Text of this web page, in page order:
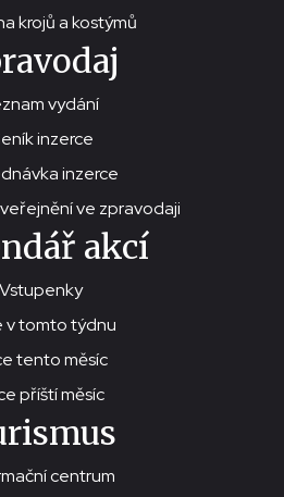
krojů a kostýmů
vydání
inzerce
inzerce
ve zpravodaji
akcí
Vstupenky
v tomto týdnu
tento měsíc
příští měsíc
centrum